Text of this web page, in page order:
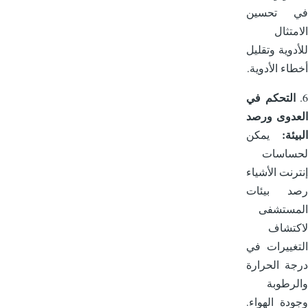
تحسين
وتقليل
الأدوية.
التحكم في
ورصد
يمكن
الأشياء
بيئات
في
الحرارة
الهواء.